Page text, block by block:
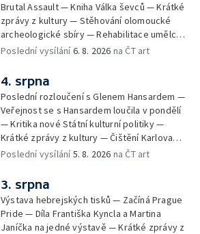
Brutal Assault — Kniha Válka ševců — Krátké
zprávy z kultury — Stěhování olomoucké
archeologické sbíry — Rehabilitace umělce
Milana Knížáka — Trailer na film Osamělý vlk
Poslední vysílání6. 8. 2026 na ČT art
4. srpna
Poslední rozloučení s Glenem Hansardem —
Veřejnost se s Hansardem loučila v pondělí
— Kritika nové Státní kulturní politiky —
Krátké zprávy z kultury — Čištění Karlova
mostu — Archeologický výzkum na
neslyšící
Poslední vysílání5. 8. 2026 na ČT art
3. srpna
Výstava hebrejských tisků — Začíná Prague
Pride — Díla Františka Kyncla a Martina
Janíčka na jedné výstavě — Krátké zprávy z